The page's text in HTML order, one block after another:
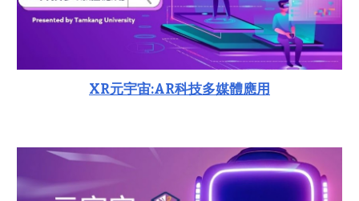
XR元宇宙:AR科技多媒體應用